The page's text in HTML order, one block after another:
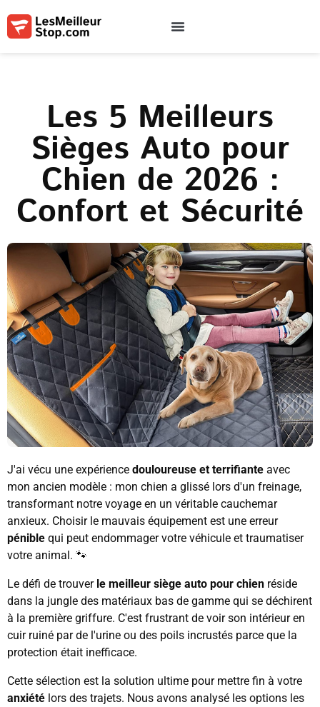
Les 5 Meilleurs
Sièges Auto pour
Chien de 2026 :
Confort et Sécurité
J'ai vécu une expérience douloureuse et terrifiante avec
mon ancien modèle : mon chien a glissé lors d'un freinage,
transformant notre voyage en un véritable cauchemar
anxieux. Choisir le mauvais équipement est une erreur
pénible qui peut endommager votre véhicule et traumatiser
votre animal. 🐾
Le défi de trouver le meilleur siège auto pour chien réside
dans la jungle des matériaux bas de gamme qui se déchirent
à la première griffure. C'est frustrant de voir son intérieur en
cuir ruiné par de l'urine ou des poils incrustés parce que la
protection était inefficace.
Cette sélection est la solution ultime pour mettre fin à votre
anxiété lors des trajets. Nous avons analysé les options les